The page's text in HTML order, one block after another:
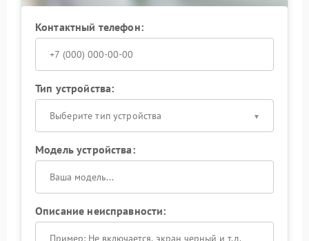
Контактный телефон:
Тип устройства:
Выберите тип устройства
Модель устройства:
Описание неисправности: